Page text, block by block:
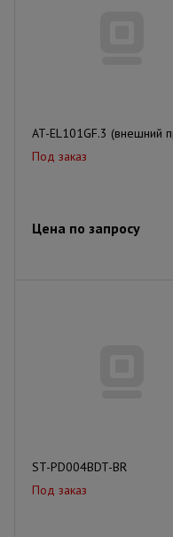
AT-EL101GF.3 (внешний
Под заказ
Цена по запросу
ST-PD004BDT-BR
Под заказ